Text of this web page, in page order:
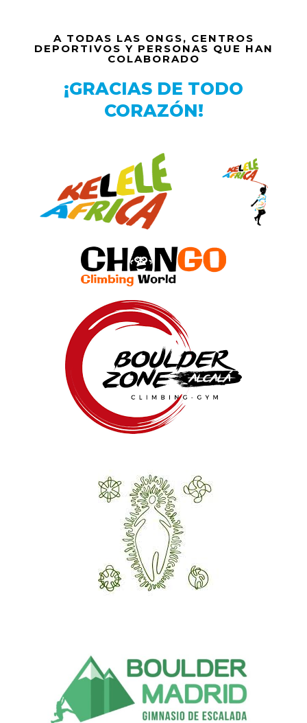
A TODAS LAS ONGS, CENTROS
DEPORTIVOS Y PERSONAS QUE HAN
COLABORADO
¡GRACIAS DE TODO
CORAZÓN!